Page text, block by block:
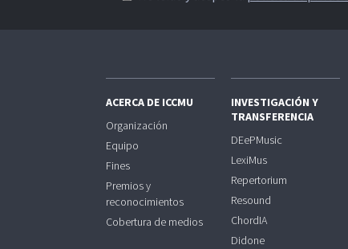
ACERCA DE ICCMU
Organización
Equipo
Fines
Premios y
reconocimientos
Cobertura de medios
INVESTIGACIÓN Y
TRANSFERENCIA
DEePMusic
LexiMus
Repertorium
Resound
ChordIA
Didone